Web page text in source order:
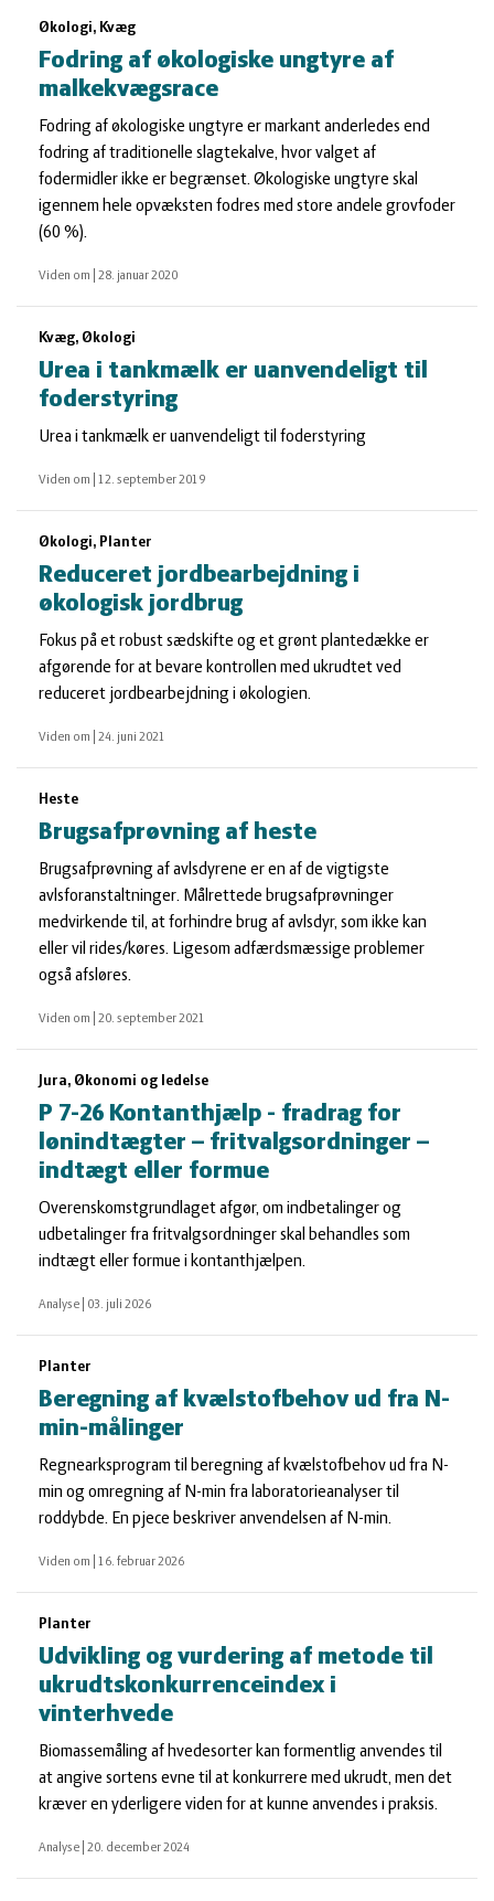
Økologi, Kvæg
Fodring af økologiske ungtyre af
malkekvægsrace
Fodring af økologiske ungtyre er markant anderledes end
fodring af traditionelle slagtekalve, hvor valget af
fodermidler ikke er begrænset. Økologiske ungtyre skal
igennem hele opvæksten fodres med store andele grovfoder
(60 %).
Viden om 28. januar 2020
Kvæg, Økologi
Urea i tankmælk er uanvendeligt til
foderstyring
Urea i tankmælk er uanvendeligt til foderstyring
Viden om 12. september 2019
Økologi, Planter
Reduceret jordbearbejdning i
økologisk jordbrug
Fokus på et robust sædskifte og et grønt plantedække er
afgørende for at bevare kontrollen med ukrudtet ved
reduceret jordbearbejdning i økologien.
Viden om 24. juni 2021
Heste
Brugsafprøvning af heste
Brugsafprøvning af avlsdyrene er en af de vigtigste
avlsforanstaltninger. Målrettede brugsafprøvninger
medvirkende til, at forhindre brug af avlsdyr, som ikke kan
eller vil rides/køres. Ligesom adfærdsmæssige problemer
også afsløres.
Viden om 20. september 2021
Jura, Økonomi og ledelse
P 7-26 Kontanthjælp - fradrag for
lønindtægter – fritvalgsordninger –
indtægt eller formue
Overenskomstgrundlaget afgør, om indbetalinger og
udbetalinger fra fritvalgsordninger skal behandles som
indtægt eller formue i kontanthjælpen.
Analyse 03. juli 2026
Planter
Beregning af kvælstofbehov ud fra N-
min-målinger
Regnearksprogram til beregning af kvælstofbehov ud fra N-
min og omregning af N-min fra laboratorieanalyser til
roddybde. En pjece beskriver anvendelsen af N-min.
Viden om 16. februar 2026
Planter
Udvikling og vurdering af metode til
ukrudtskonkurrenceindex i
vinterhvede
Biomassemåling af hvedesorter kan formentlig anvendes til
at angive sortens evne til at konkurrere med ukrudt, men det
kræver en yderligere viden for at kunne anvendes i praksis.
Analyse 20. december 2024